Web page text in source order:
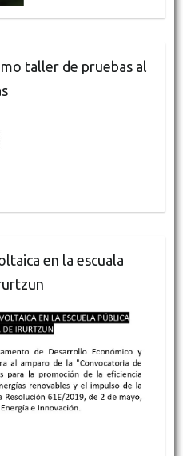
taller de pruebas al
en la escuala